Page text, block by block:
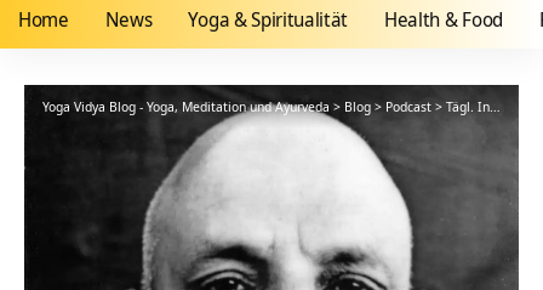
Home News Yoga & Spiritualität Health & Food
Yoga Vidya Blog - Yoga, Meditation und Ayurveda > Blog > Podcast > Tägl. Inspiration